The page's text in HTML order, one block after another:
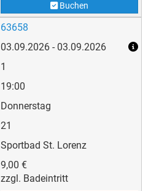
Buchen
63658
03.09.2026 - 03.09.2026
1
19:00
Donnerstag
21
Sportbad St. Lorenz
9,00 €
zzgl. Badeintritt